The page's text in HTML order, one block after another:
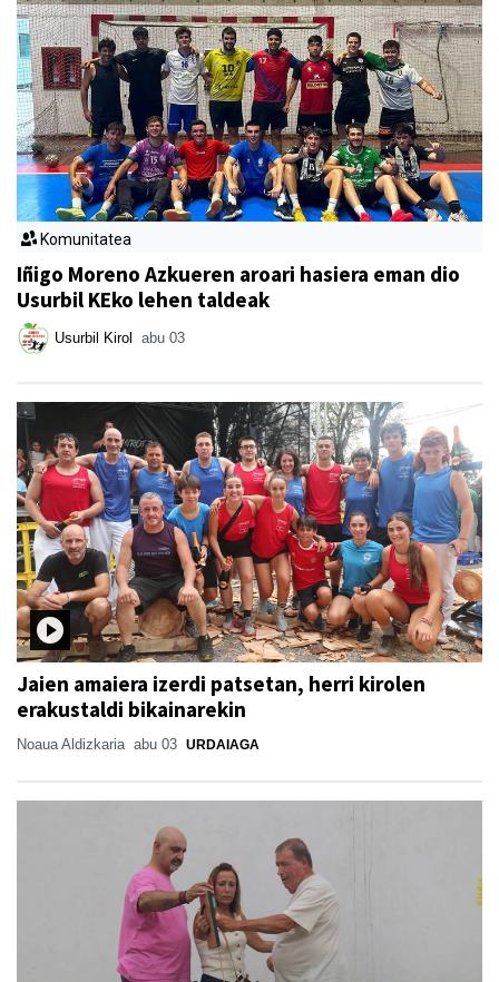
Komunitatea
Iñigo Moreno Azkueren aroari hasiera eman dio
Usurbil KEko lehen taldeak
Usurbil Kirol abu 03
Jaien amaiera izerdi patsetan, herri kirolen
erakustaldi bikainarekin
Noaua Aldizkaria abu 03 URDAIAGA